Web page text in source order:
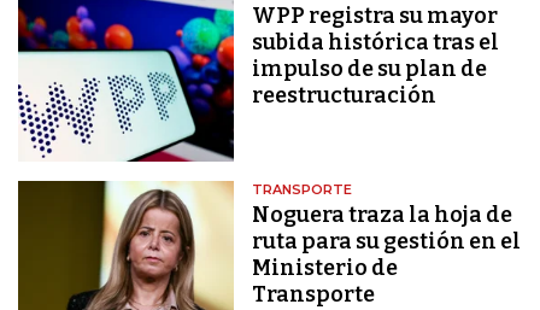
WPP registra su mayor
subida histórica tras el
impulso de su plan de
reestructuración
TRANSPORTE
Noguera traza la hoja de
ruta para su gestión en el
Ministerio de
Transporte